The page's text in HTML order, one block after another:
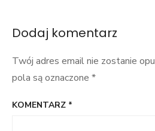
Dodaj komentarz
Twój adres email nie zostanie
pola są oznaczone *
KOMENTARZ *